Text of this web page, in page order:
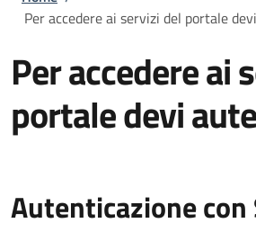
Per accedere ai servizi del portale
Per accedere ai
portale devi
Autenticazione con